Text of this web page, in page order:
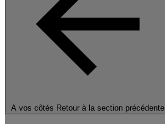
A vos côtés Retour à la section précédente